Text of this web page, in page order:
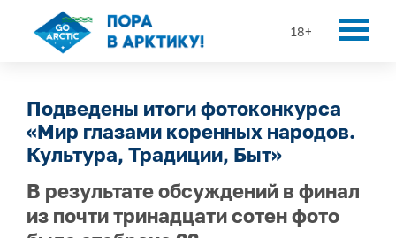
18+
Подведены итоги фотоконкурса
«Мир глазами коренных народов.
Культура, Традиции, Быт»
В результате обсуждений в финал
из почти тринадцати сотен фото